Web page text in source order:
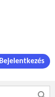
Bejelentkezés